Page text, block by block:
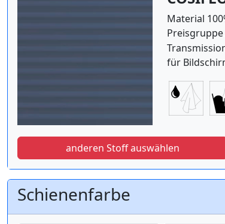
Material
Preisgruppe
für
anderen Stoff auswählen
Schienenfarbe